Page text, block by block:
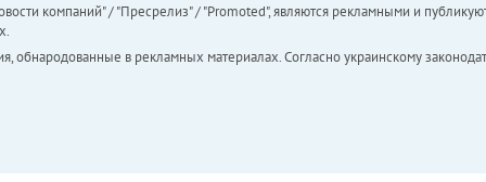
компаний" / "Пресрелиз" / "Promoted", являются рекламными и
обнародованные в рекламных материалах. Согласно украинскому